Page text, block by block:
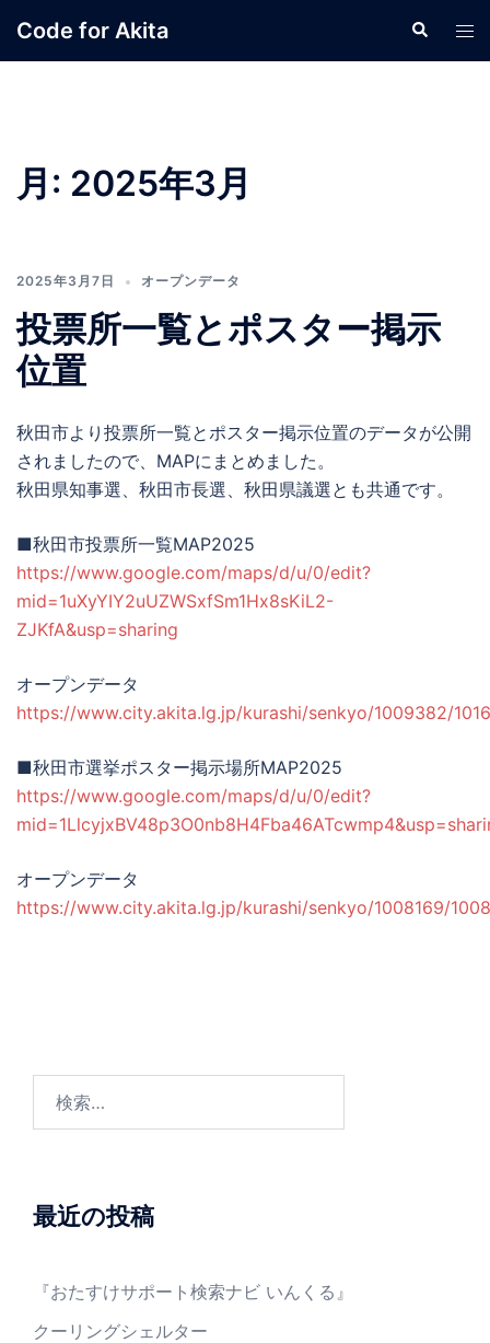
Code for Akita
検
索
ト
グ
月: 2025年3月
2025年3月7日 オープンデータ
投票所一覧とポスター掲示
位置
秋田市より投票所一覧とポスター掲示位置のデータが公開
されましたので、MAPにまとめました。
秋田県知事選、秋田市長選、秋田県議選とも共通です。
■秋田市投票所一覧MAP2025
https://www.google.com/maps/d/u/0/edit?
mid=1uXyYIY2uUZWSxfSm1Hx8sKiL2-
ZJKfA&usp=sharing
オープンデータ
https://www.city.akita.lg.jp/kurashi/senkyo/1009382/
■秋田市選挙ポスター掲示場所MAP2025
https://www.google.com/maps/d/u/0/edit?
オープンデータ
https://www.city.akita.lg.jp/kurashi/senkyo/1008169/
最近の投稿
『おたすけサポート検索ナビ いんくる』
クーリングシェルター